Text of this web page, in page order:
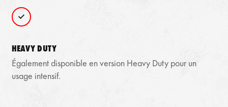
HEAVY DUTY
Également disponible en version Heavy Duty pour un
usage intensif.